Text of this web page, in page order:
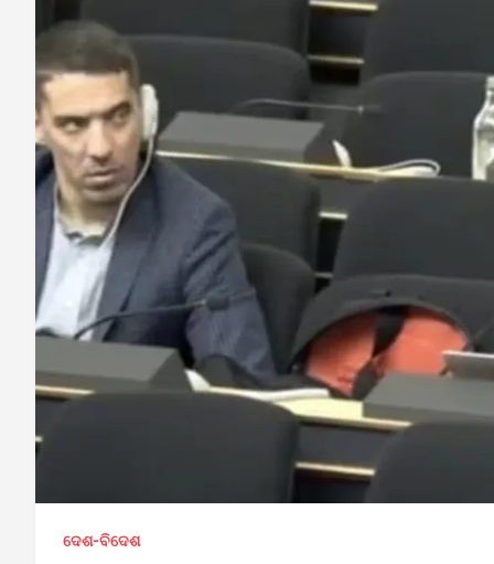
ଦେଶ-ବିଦେଶ